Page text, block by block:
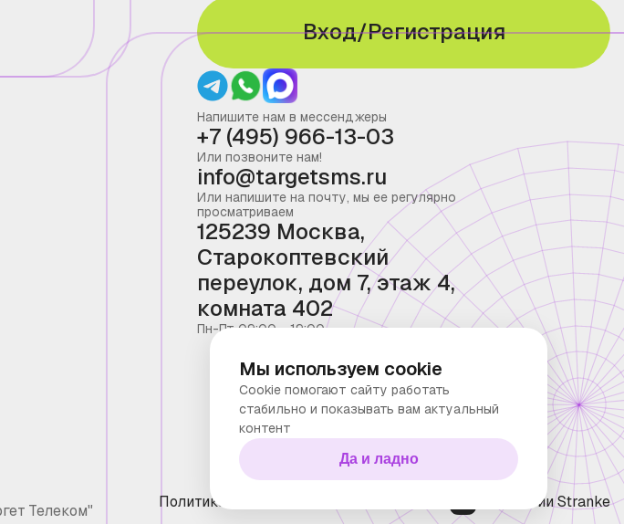
Вход/Регистрация
Напишите нам в мессенджеры
+7 (495) 966-13-03
Или позвоните нам!
info@targetsms.ru
Или напишите на почту, мы ее регулярно
просматриваем
125239 Москва,
Старокоптевский
переулок, дом 7, этаж 4,
комната 402
Пн-Пт 09:00 - 19:00
Телеком"
Политика конфиденциальности Технологии Stranke
Мы используем cookie
Cookie помогают сайту работать
стабильно и показывать вам актуальный
контент
Да и ладно